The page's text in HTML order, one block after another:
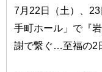
7月22日（土）、
手町ホール」で『
謝で繋ぐ…至福の2